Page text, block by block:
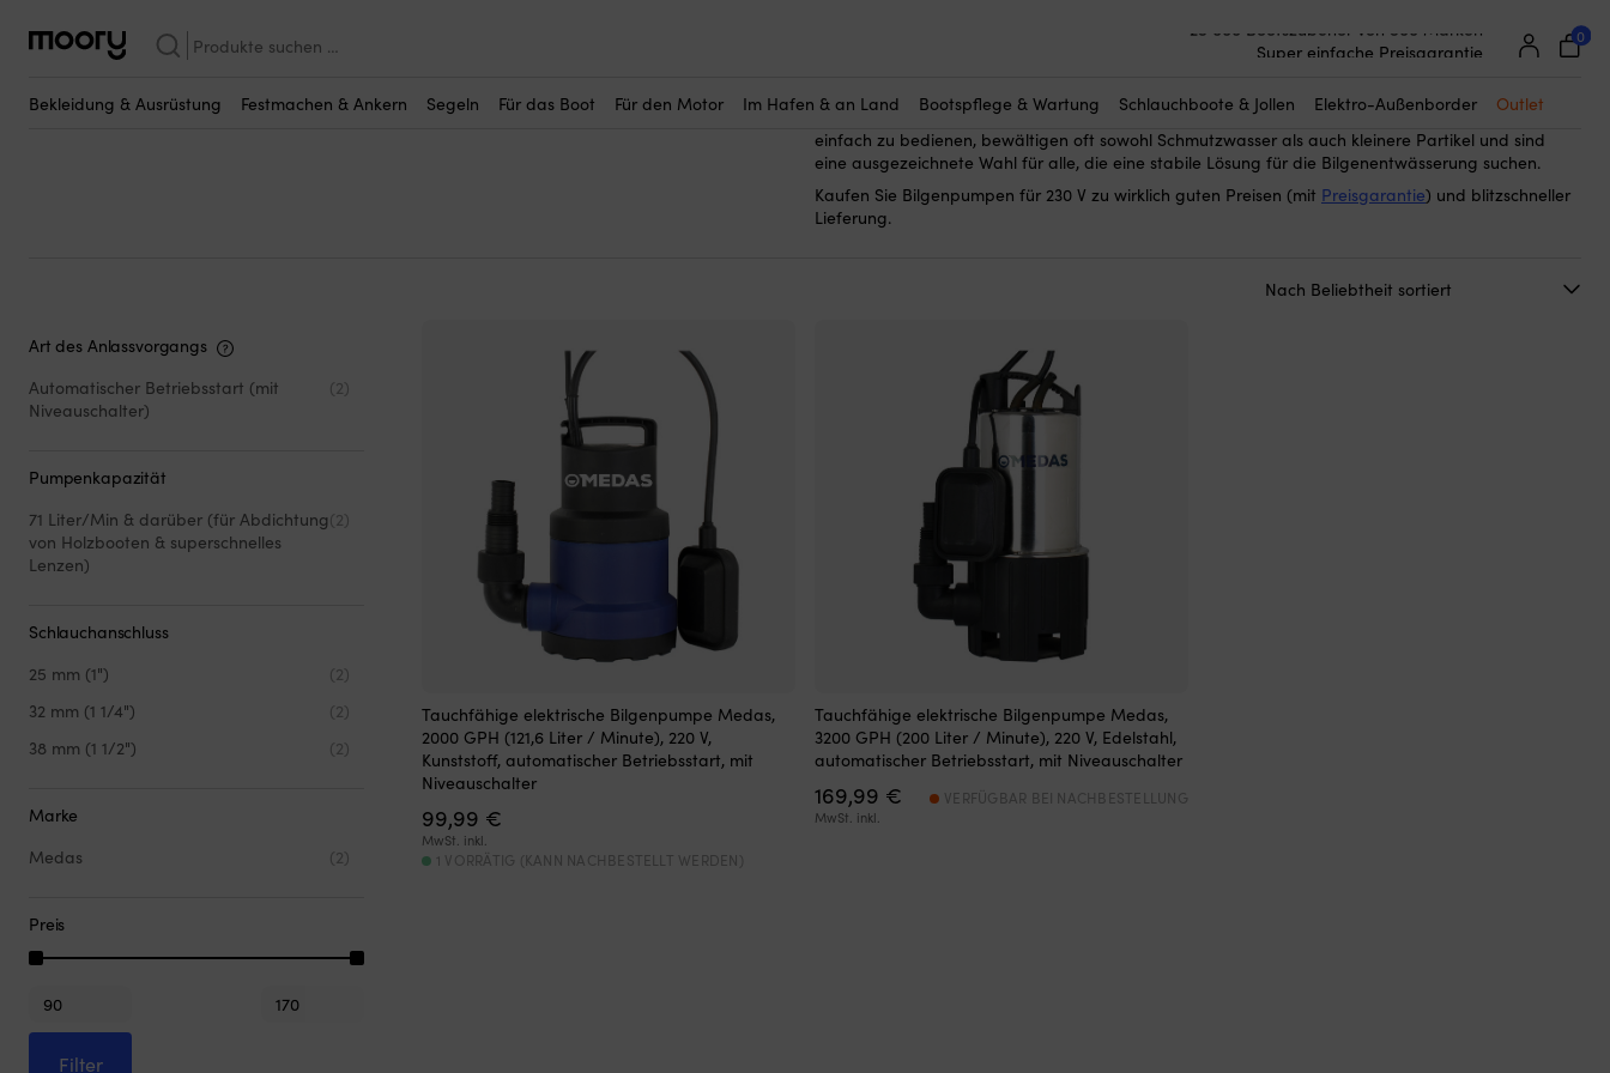
Suchen
nach:
25 000 Bootszubehör von 500 Marken
0
Bekleidung & Ausrüstung Festmachen & Ankern Segeln Für das Boot Für den Motor Im Hafen & an Land Bootspflege & Wartung Schlauchboote & Jollen Elektro-Außenborder Outlet
Länspumpar - 230 V
für eine effektive und leistungsstarke Entwässerung von
eingesetzt, wenn Sie eine hohe Kapazität und einen zuverlässigen Betrieb mit Netzanschluss
benötigen, und sie sind in Materialien wie Kunststoff und Edelstahl erhältlich. Diese Pumpen sind
einfach zu bedienen, bewältigen oft sowohl Schmutzwasser als auch kleinere Partikel und sind
eine ausgezeichnete Wahl für alle, die eine stabile Lösung für die Bilgenentwässerung suchen.
Kaufen Sie Bilgenpumpen für 230 V zu wirklich guten Preisen (mit Preisgarantie) und blitzschneller
Lieferung.
Art des Anlassvorgangs
Automatischer Betriebsstart (mit
Niveauschalter)
(2)
Pumpenkapazität
71 Liter/Min & darüber (für Abdichtung
von Holzbooten & superschnelles
Lenzen)
(2)
Schlauchanschluss
25 mm (1")
(2)
32 mm (1 1/4")
(2)
38 mm (1 1/2")
(2)
Marke
Medas
(2)
Preis
Min.
Preis
Max.
Preis
Filter
Tauchfähige elektrische Bilgenpumpe Medas,
2000 GPH (121,6 Liter / Minute), 220 V,
Kunststoff, automatischer Betriebsstart, mit
Niveauschalter
99,99 €
MwSt. inkl.
1 VORRÄTIG (KANN NACHBESTELLT WERDEN)
Tauchfähige elektrische Bilgenpumpe Medas,
3200 GPH (200 Liter / Minute), 220 V, Edelstahl,
automatischer Betriebsstart, mit Niveauschalter
169,99 €
MwSt. inkl.
VERFÜGBAR BEI NACHBESTELLUNG